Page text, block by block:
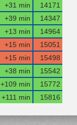
+31 min
14171
+39 min
14347
+13 min
14964
+15 min
15051
+15 min
15498
+38 min
15542
+109 min
15772
+111 min 15816